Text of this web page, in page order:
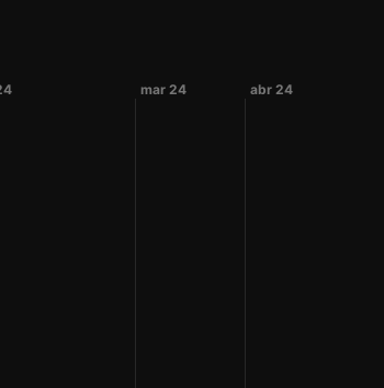
mar 24 abr 24